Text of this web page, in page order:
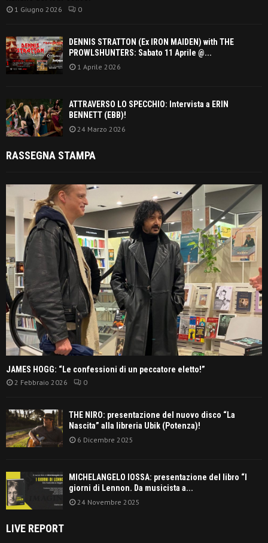
1 Giugno 2026 0
DENNIS STRATTON (Ex IRON MAIDEN) with THE
PROWLSHUNTERS: Sabato 11 Aprile @...
1 Aprile 2026
ATTRAVERSO LO SPECCHIO: Intervista a ERIN
BENNETT (EBB)!
24 Marzo 2026
RASSEGNA STAMPA
JAMES HOGG: “Le confessioni di un peccatore eletto!”
2 Febbraio 2026 0
THE NIRO: presentazione del nuovo disco “La
Nascita” alla libreria Ubik (Potenza)!
6 Dicembre 2025
MICHELANGELO IOSSA: presentazione del libro “I
giorni di Lennon. Da musicista a...
24 Novembre 2025
LIVE REPORT